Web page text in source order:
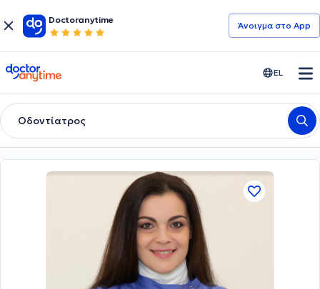
Doctoranytime
Άνοιγμα στο App
doctoranytime EL
Οδοντίατρος